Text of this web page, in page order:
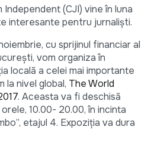
(CJI) vine în luna
interesante pentru jurnaliști.
cu sprijinul financiar al
vom organiza în
locală a celei mai importante
la nivel global, The World
. Aceasta va fi deschisă
10.00- 20.00, în incinta
etajul 4. Expoziția va dura